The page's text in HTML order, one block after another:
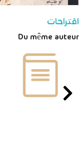
اقتراحات
Du même auteur